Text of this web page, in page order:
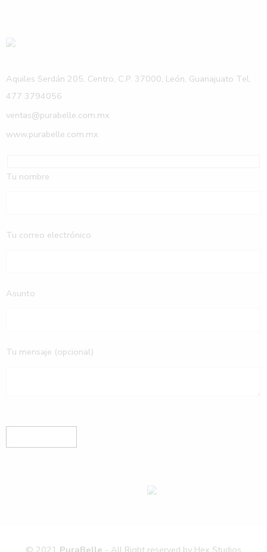
Aquiles Serdán 205, Centro, C.P. 37000, León, Guanajuato Tel.
477 3794056
ventas@purabelle.com.mx
www.purabelle.com.mx
Tu nombre
Tu correo electrónico
Asunto
Tu mensaje (opcional)
© 2021 PuraBelle - All Right reserved by Hex Studios